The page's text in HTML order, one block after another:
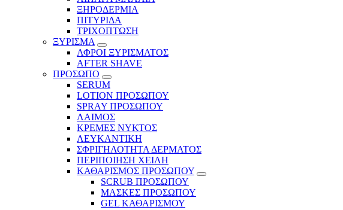
ΞΗΡΟΔΕΡΜΙΑ
ΠΙΤΥΡΙΔΑ
ΤΡΙΧΟΠΤΩΣΗ
ΞΥΡΙΣΜΑ
ΑΦΡΟΙ ΞΥΡΙΣΜΑΤΟΣ
AFTER SHAVE
ΠΡΟΣΩΠΟ
SERUM
LOTION ΠΡΟΣΩΠΟΥ
SPRAY ΠΡΟΣΩΠΟΥ
ΛΑΙΜΟΣ
ΚΡΕΜΕΣ ΝΥΚΤΟΣ
ΛΕΥΚΑΝΤΙΚΗ
ΣΦΡΙΓΗΛΟΤΗΤΑ ΔΕΡΜΑΤΟΣ
ΠΕΡΙΠΟΙΗΣΗ ΧΕΙΛΗ
ΚΑΘΑΡΙΣΜΟΣ ΠΡΟΣΩΠΟΥ
SCRUB ΠΡΟΣΩΠΟΥ
ΜΑΣΚΕΣ ΠΡΟΣΩΠΟΥ
GEL ΚΑΘΑΡΙΣΜΟΥ